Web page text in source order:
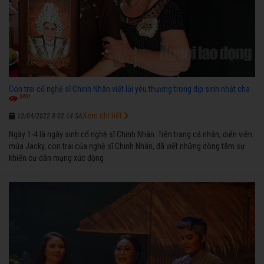
Con trai cố nghệ sĩ Chinh Nhân viết lời yêu thương trong dịp sinh nhật cha
3691
12/04/2022 8:02:14 SA
Ngày 1-4 là ngày sinh cố nghệ sĩ Chinh Nhân. Trên trang cá nhân, diễn viên
múa Jacky, con trai của nghệ sĩ Chinh Nhân, đã viết những dòng tâm sự
khiến cư dân mạng xúc động
Xem chi tiết